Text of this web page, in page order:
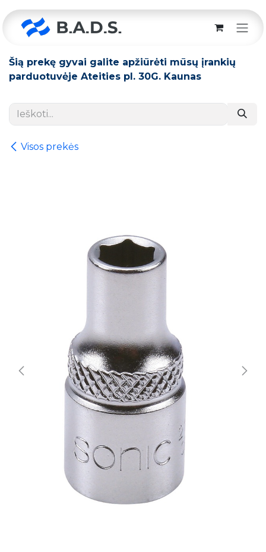
Šią prekę gyvai galite apžiūrėti mūsų įrankių
parduotuvėje Ateities pl. 30G. Kaunas
Visos prekės